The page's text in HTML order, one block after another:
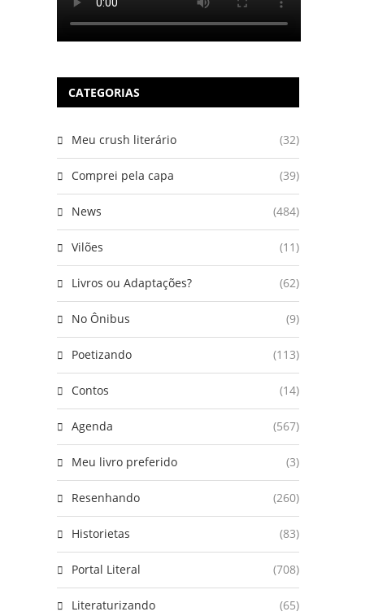
CATEGORIAS
Meu crush literário (32)
Comprei pela capa (39)
News (484)
Vilões (11)
Livros ou Adaptações? (62)
No Ônibus (9)
Poetizando (113)
Contos (14)
Agenda (567)
Meu livro preferido (3)
Resenhando (260)
Historietas (83)
Portal Literal (708)
Literaturizando (65)